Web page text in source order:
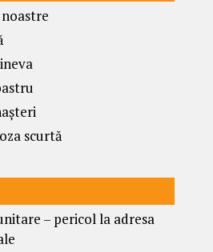
scurtă
– pericol la adresa